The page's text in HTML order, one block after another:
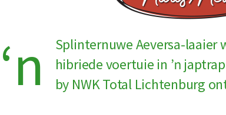
‘n
Splinternuwe Aeversa-laaier
hibriede voertuie in ŉ
by NWK Total Lichtenburg